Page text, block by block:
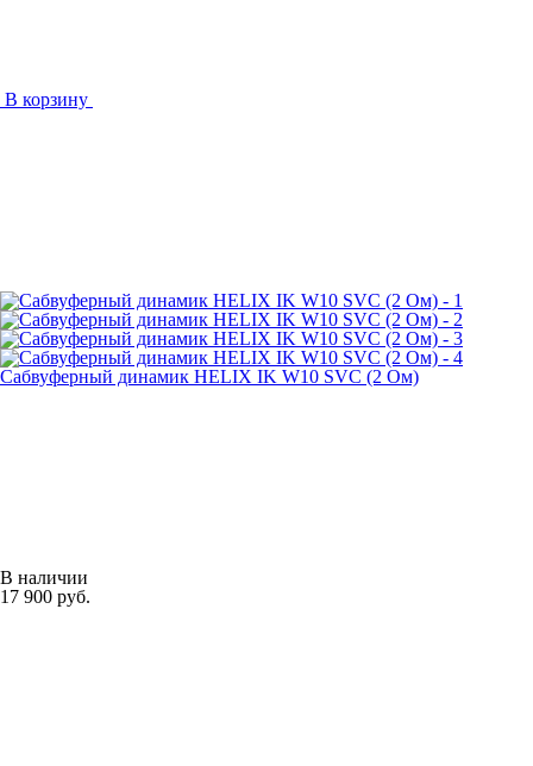
В корзину
Сабвуферный динамик HELIX IK W10 SVC (2 Ом)
В наличии
17 900 руб.